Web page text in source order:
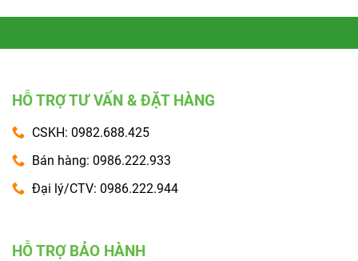
HỖ TRỢ TƯ VẤN & ĐẶT HÀNG
CSKH: 0982.688.425
Bán hàng: 0986.222.933
Đại lý/CTV: 0986.222.944
HỖ TRỢ BẢO HÀNH